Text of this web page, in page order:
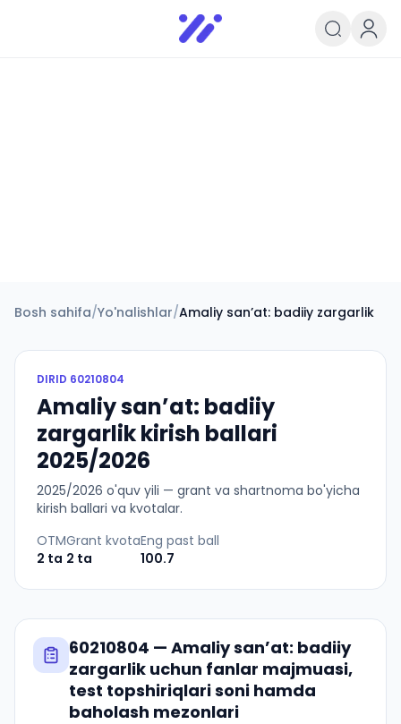
Infoedu
Ta&#039;lim xabarlari va
Bosh sahifa/Yo'nalishlar/Amaliy sanʼat: badiiy zargarlik
DIRID 60210804
Amaliy sanʼat: badiiy
zargarlik kirish ballari
2025/2026
2025/2026 o'quv yili — grant va shartnoma bo'yicha
kirish ballari va kvotalar.
OTM
2 ta
Grant kvota
2 ta
Eng past ball
100.7
60210804 — Amaliy sanʼat: badiiy
zargarlik uchun fanlar majmuasi,
test topshiriqlari soni hamda
baholash mezonlari